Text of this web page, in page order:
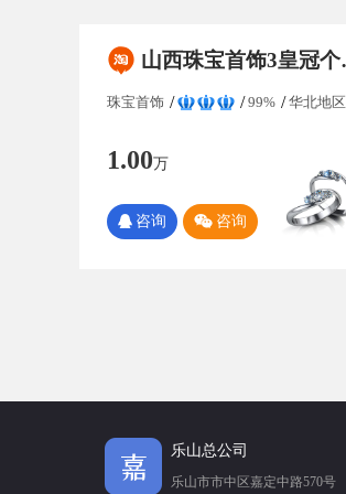
山西珠宝首饰3皇冠个人淘宝店铺转让/出售 满足协议变更 保证金无需退还
珠宝首饰 99% 华北地区
1.00万
咨询 咨询
乐山总公司
乐山市市中区嘉定中路570号